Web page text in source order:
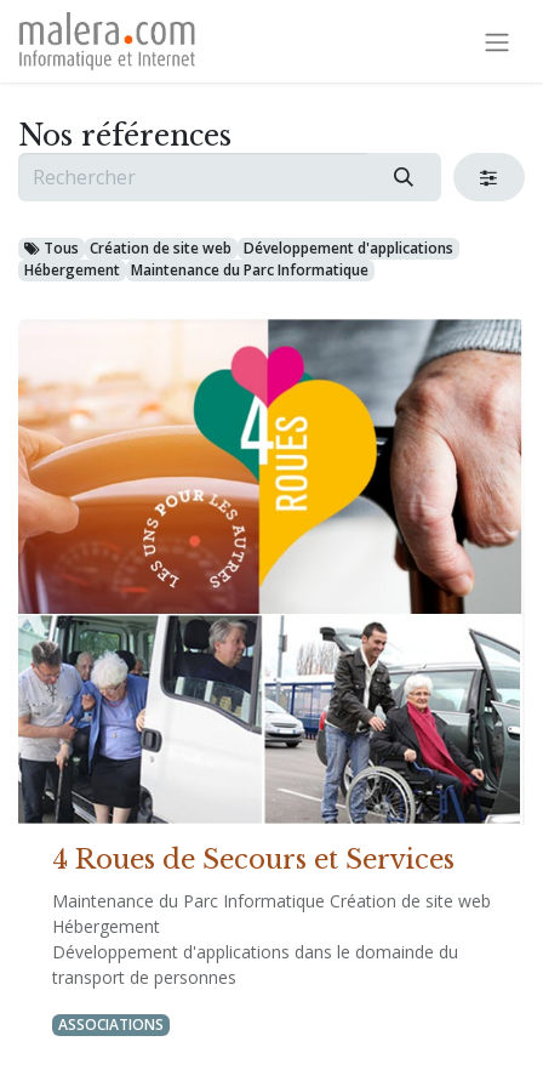
Nos références
Tous Création de site web
Développement d'applications
Hébergement Maintenance du Parc Informatique
4 Roues de Secours et Services
Maintenance du Parc Informatique Création de site web
Hébergement
Développement d'applications dans le domainde du
transport de personnes
ASSOCIATIONS